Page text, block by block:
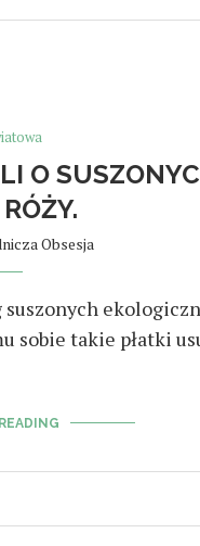
O
Obsesja
sobie takie płatki